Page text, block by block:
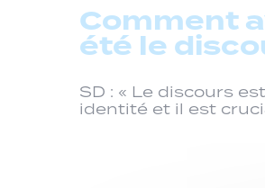
Comment
été le
SD : « Le discours
identité et il est